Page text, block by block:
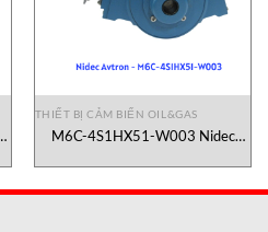
THIẾT BỊ CẢM BIẾN OIL&GAS
M6C-4S1HX51-W003 Nidec